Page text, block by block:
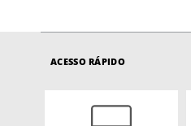
ACESSO RÁPIDO